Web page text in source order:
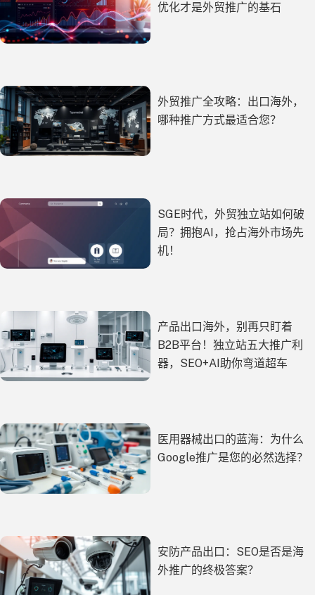
优化才是外贸推广的基石
外贸推广全攻略：出口海外，
哪种推广方式最适合您？
SGE时代，外贸独立站如何破
局？拥抱AI，抢占海外市场先
机！
产品出口海外，别再只盯着
B2B平台！独立站五大推广利
器，SEO+AI助你弯道超车
医用器械出口的蓝海：为什么
Google推广是您的必然选择？
安防产品出口：SEO是否是海
外推广的终极答案？